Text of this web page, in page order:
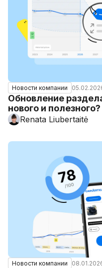
Новости компании
Обновление
нового и полезного?
Renata Liubertaitė
Новости компании